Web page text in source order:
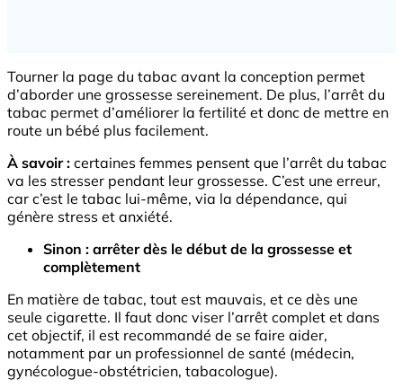
Tourner la page du tabac avant la conception permet
d’aborder une grossesse sereinement. De plus, l’arrêt du
tabac permet d’améliorer la fertilité et donc de mettre en
route un bébé plus facilement.
À savoir : certaines femmes pensent que l’arrêt du tabac
va les stresser pendant leur grossesse. C’est une erreur,
car c’est le tabac lui-même, via la dépendance, qui
génère stress et anxiété.
Sinon : arrêter dès le début de la grossesse et
complètement
En matière de tabac, tout est mauvais, et ce dès une
seule cigarette. Il faut donc viser l’arrêt complet et dans
cet objectif, il est recommandé de se faire aider,
notamment par un professionnel de santé (médecin,
gynécologue-obstétricien, tabacologue).